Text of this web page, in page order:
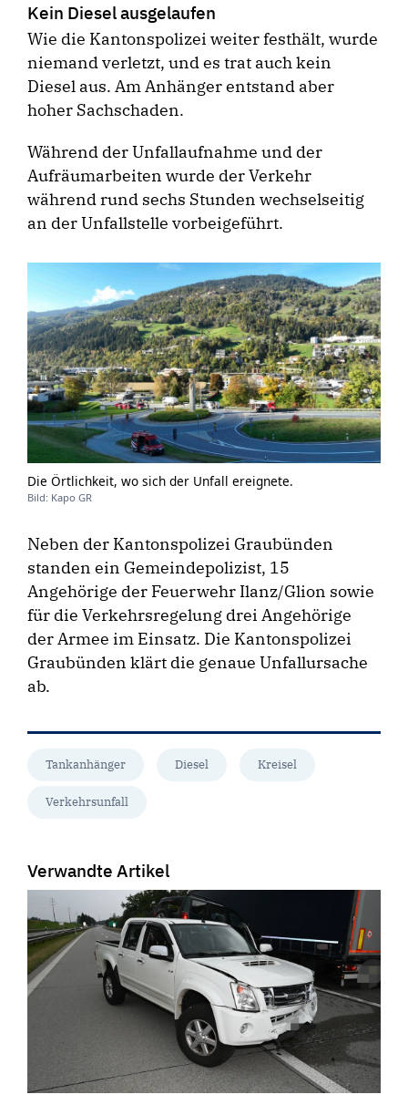
Kein Diesel ausgelaufen
Wie die Kantonspolizei weiter festhält, wurde
niemand verletzt, und es trat auch kein
Diesel aus. Am Anhänger entstand aber
hoher Sachschaden.
Während der Unfallaufnahme und der
Aufräumarbeiten wurde der Verkehr
während rund sechs Stunden wechselseitig
an der Unfallstelle vorbeigeführt.
Die Örtlichkeit, wo sich der Unfall ereignete.
Bild: Kapo GR
Neben der Kantonspolizei Graubünden
standen ein Gemeindepolizist, 15
Angehörige der Feuerwehr Ilanz/Glion sowie
für die Verkehrsregelung drei Angehörige
der Armee im Einsatz. Die Kantonspolizei
Graubünden klärt die genaue Unfallursache
ab.
Tankanhänger Diesel Kreisel
Verkehrsunfall
Verwandte Artikel